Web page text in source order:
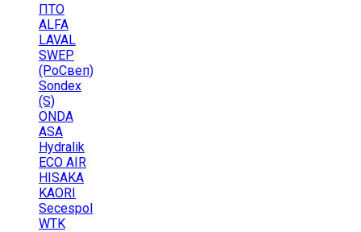
ПТО
ALFA
LAVAL
SWEP
(РоСвеп)
Sondex
(S)
ONDA
ASA
Hydralik
ECO AIR
HISAKA
KAORI
Secespol
WTK